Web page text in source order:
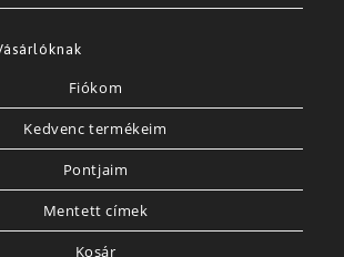
Fiókom
Kedvenc termékeim
Pontjaim
Mentett címek
Kosár